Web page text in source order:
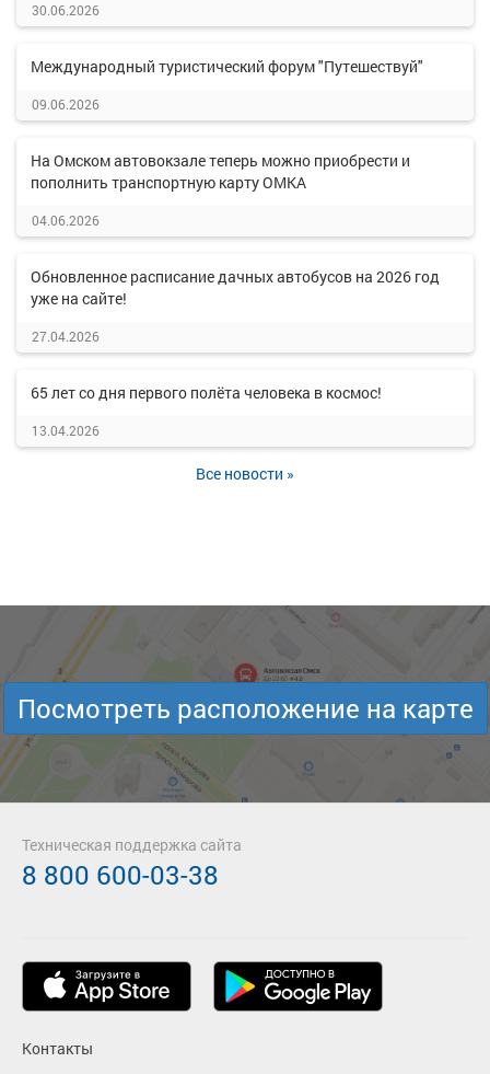
30.06.2026
Международный туристический форум "Путешествуй"
09.06.2026
На Омском автовокзале теперь можно приобрести и
пополнить транспортную карту ОМКА
04.06.2026
Обновленное расписание дачных автобусов на 2026 год
уже на сайте!
27.04.2026
65 лет со дня первого полёта человека в космос!
13.04.2026
Все новости »
Посмотреть расположение на карте
Контакты
Техническая поддержка сайта
8 800 600-03-38